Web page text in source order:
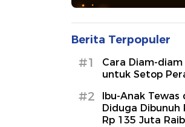
Berita Terpopuler
#1
Cara Diam-
untuk Setop
#2
Ibu-Anak Tewas
Diduga Dibunuh
Rp 135 Juta Raib